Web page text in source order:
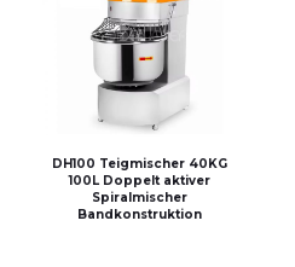
DH100 Teigmischer 40KG
100L Doppelt aktiver
Spiralmischer
Bandkonstruktion